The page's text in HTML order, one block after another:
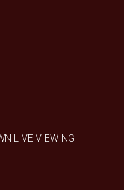
LIVE VIEWING